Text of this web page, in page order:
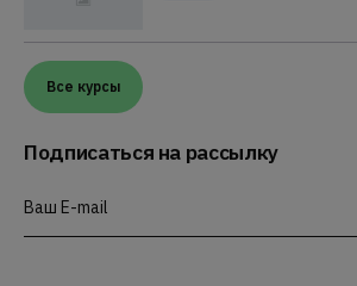
Все курсы
Подписаться на рассылку
Ваш E-mail